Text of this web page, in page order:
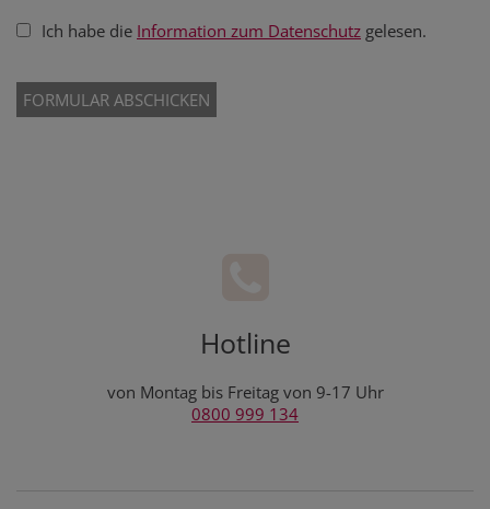
Ich habe die Information zum Datenschutz gelesen.
Hotline
von Montag bis Freitag von 9-17 Uhr
0800 999 134